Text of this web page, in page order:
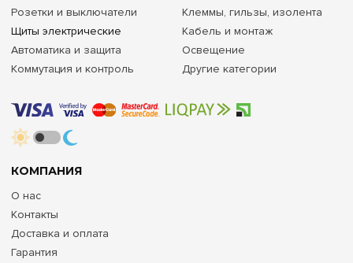
КОМПАНИЯ
О нас
Контакты
Доставка и оплата
Гарантия
Розетки и выключатели
Щиты электрические
Автоматика и защита
Коммутация и контроль
Клеммы, гильзы, изолента
Кабель и монтаж
Освещение
Другие категории